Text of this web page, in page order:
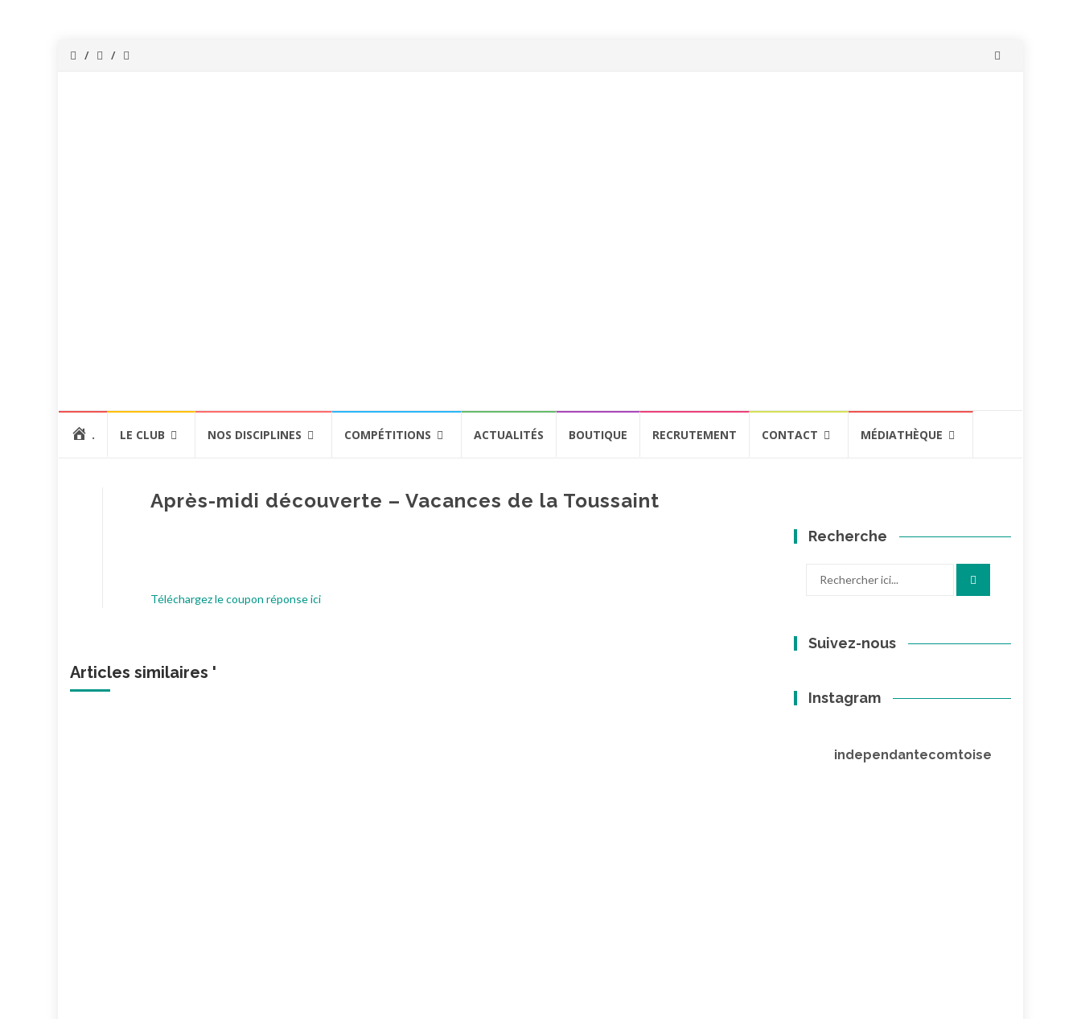
. LE CLUB NOS DISCIPLINES COMPÉTITIONS ACTUALITÉS BOUTIQUE RECRUTEMENT CONTACT MÉDIATHÈQUE
Après-midi découverte – Vacances de la Toussaint
Téléchargez le coupon réponse ici
Articles similaires '
Recherche
Suivez-nous
Instagram
independantecomtoise